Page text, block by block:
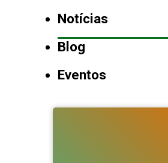
Notícias
Blog
Eventos